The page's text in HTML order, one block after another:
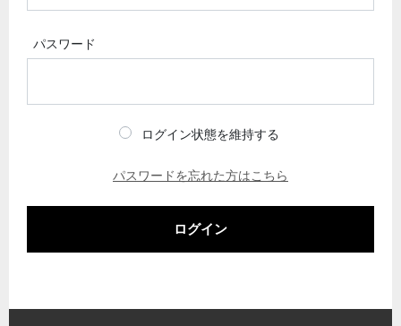
パスワード
ログイン状態を維持する
パスワードを忘れた方はこちら
ログイン